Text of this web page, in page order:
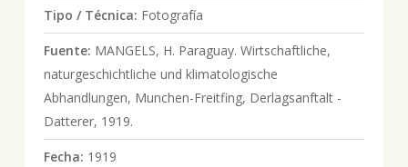
Tipo / Técnica: Fotografía
Fuente: MANGELS, H. Paraguay. Wirtschaftliche,
naturgeschichtliche und klimatologische
Abhandlungen, Munchen-Freitfing, Derlagsanftalt -
Datterer, 1919.
Fecha: 1919